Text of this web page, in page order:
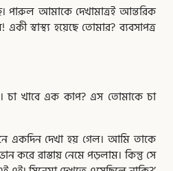
পারুল আমাকে দেখামাত্রই আন্তরিক
স্বাস্থ্য হয়েছে তােমার? ব্যবসাপত্র
চা খাবে এক কাপ? এস তােমাকে চা
একদিন দেখা হয় গেল। আমি তাকে
করে রাস্তায় নেমে পড়লাম। কিন্তু সে